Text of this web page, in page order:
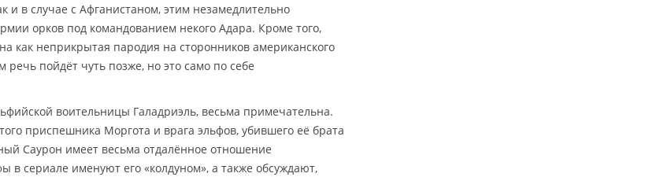
и в случае с Афганистаном, этим незамедлительно
орков под командованием некого Адара. Кроме того,
как неприкрытая пародия на сторонников американского
пойдёт чуть позже, но это само по себе
воительницы Галадриэль, весьма примечательна.
приспешника Моргота и врага эльфов, убившего её брата
Саурон имеет весьма отдалённое отношение
в сериале именуют его «колдуном», а также обсуждают,